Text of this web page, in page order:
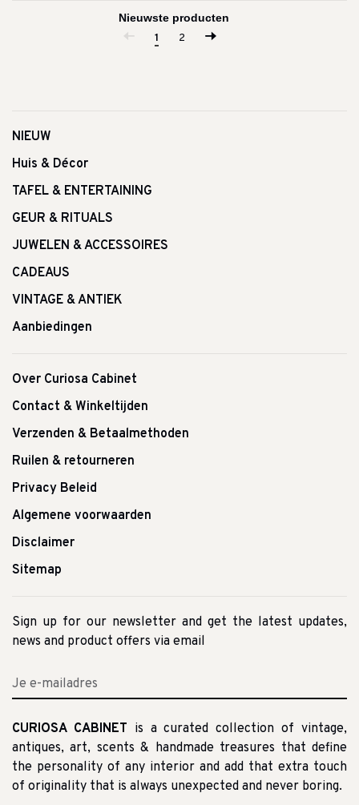
1 2
NIEUW
Huis & Décor
TAFEL & ENTERTAINING
GEUR & RITUALS
JUWELEN & ACCESSOIRES
CADEAUS
VINTAGE & ANTIEK
Aanbiedingen
Over Curiosa Cabinet
Contact & Winkeltijden
Verzenden & Betaalmethoden
Ruilen & retourneren
Privacy Beleid
Algemene voorwaarden
Disclaimer
Sitemap
Sign up for our newsletter and get the latest updates,
news and product offers via email
CURIOSA CABINET is a curated collection of vintage,
antiques, art, scents & handmade treasures that define
the personality of any interior and add that extra touch
of originality that is always unexpected and never boring.